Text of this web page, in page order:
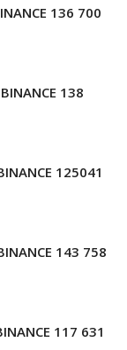
136 700
138
125041
143 758
117 631